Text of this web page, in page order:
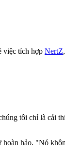
việc tích hợp NertZ
tôi chỉ là cải
hảo. "Nó